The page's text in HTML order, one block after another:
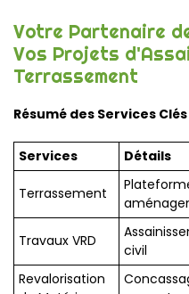
Votre Partenaire
Vos Projets
Terrassement
Résumé des Services Clés
Services Détails
Terrassement
Travaux VRD
civil
Revalorisation